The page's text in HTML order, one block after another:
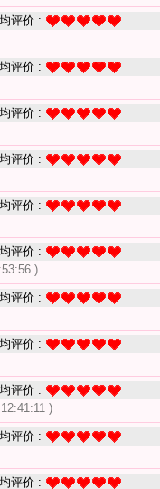
评价 :
评价 :
评价 :
评价 :
评价 :
评价 :
)
评价 :
评价 :
评价 :
)
评价 :
评价 :